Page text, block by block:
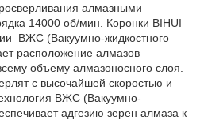
алмазными
14000 об/мин. Коронки BIHUI
ВЖС (Вакуумно-жидкостного
расположение алмазов
объему алмазоносного слоя.
с высочайшей скоростью и
ВЖС (Вакуумно-
адгезию зерен алмаза к